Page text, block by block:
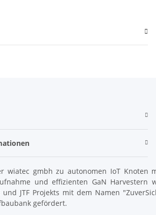
wiatec gmbh zu autonomen IoT Knoten
und effizienten GaN Harvestern
und JTF Projekts mit dem Namen
gefördert.